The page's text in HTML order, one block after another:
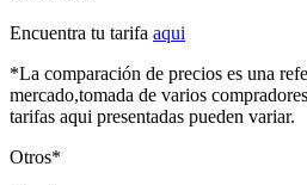
Encuentra tu tarifa aqui
*La comparación de precios es una
mercado,tomada de varios
tarifas aqui presentadas pueden variar.
Otros*